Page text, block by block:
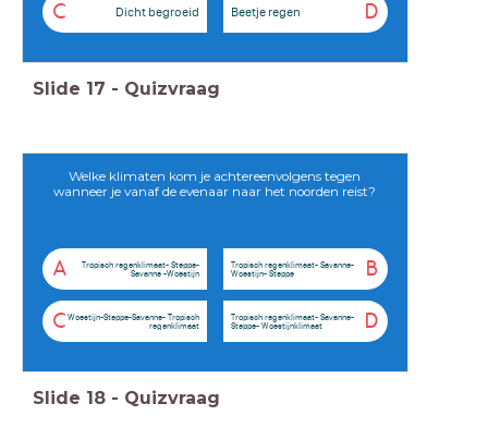
C Dicht begroeid D
Beetje regen
Slide 17 - Quizvraag
Welke klimaten kom je achtereenvolgens tegen
wanneer je vanaf de evenaar naar het noorden reist?
A
Tropisch regenklimaat- Steppe-
Savanne -Woestijn
B
Tropisch regenklimaat- Savanne-
Woestijn- Steppe
C Woestijn-Steppe-Savanne- Tropisch
regenklimaat
D
Tropisch regenklimaat- Savanne-
Steppe- Woestijnklimaat
Slide 18 - Quizvraag